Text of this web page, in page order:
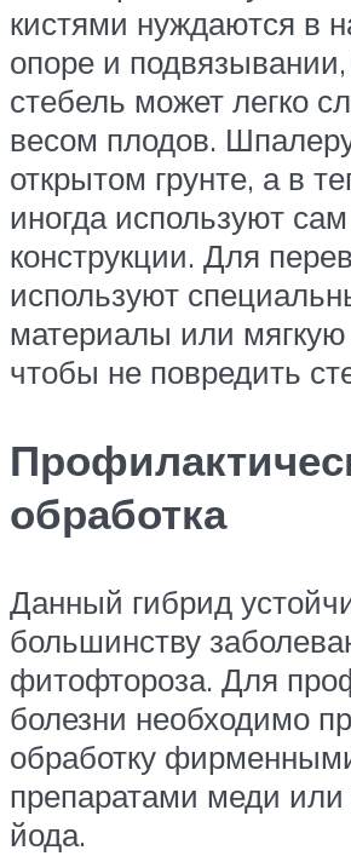
кистями нуждаются в
опоре и подвязывании,
стебель может легко
весом плодов.
открытом грунте, а в
иногда используют
конструкции. Для
используют
материалы или мягкую
чтобы не повредить
обработка
Данный гибрид
большинству
фитофтороза. Для
болезни необходимо
обработку
препаратами меди или
йода.